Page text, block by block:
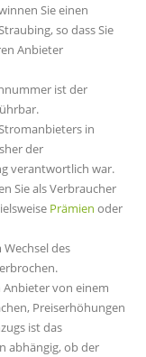
Sie einen
so dass Sie
Anbieter
ist der
in
der
verantwortlich war.
Sie als Verbraucher
Prämien oder
des
Anbieter von einem
Preiserhöhungen
ist das
abhängig, ob der